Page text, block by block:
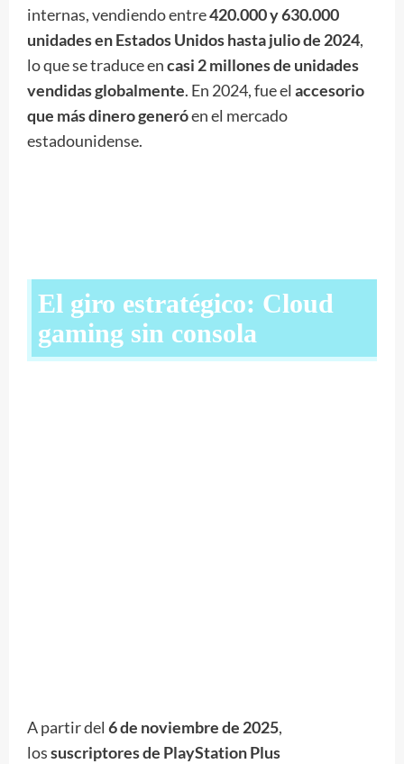
internas, vendiendo entre420.000 y 630.000
unidades en Estados Unidos hasta julio de 2024,
lo que se traduce encasi 2 millones de unidades
vendidas globalmente. En 2024, fue el accesorio
que más dinero generóen el mercado
estadounidense.
El giro estratégico: Cloud
gaming sin consola
A partir del 6 de noviembre de 2025,
lossuscriptores de PlayStation Plus